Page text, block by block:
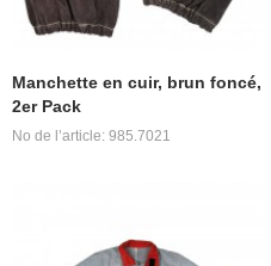
Manchette en cuir, brun foncé,
2er Pack
No de l’article: 985.7021